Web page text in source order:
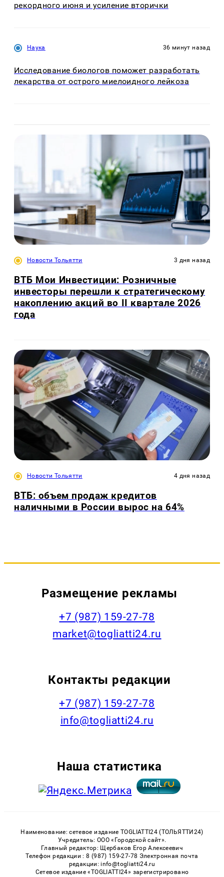
рекордного июня и усиление вторички
Наука 36 минут назад
Исследование биологов поможет разработать
лекарства от острого миелоидного лейкоза
Новости Тольятти 3 дня назад
ВТБ Мои Инвестиции: Розничные
инвесторы перешли к стратегическому
накоплению акций во II квартале 2026
года
Новости Тольятти 4 дня назад
ВТБ: объем продаж кредитов
наличными в России вырос на 64%
Размещение рекламы
+7 (987) 159-27-78
market@togliatti24.ru
Контакты редакции
+7 (987) 159-27-78
info@togliatti24.ru
Наша статистика
Наименование: сетевое издание TOGLIATTI24 (ТОЛЬЯТТИ24)
Учредитель: ООО «Городской сайт».
Главный редактор: Щербаков Егор Алексеевич
Телефон редакции : 8 (987) 159-27-78 Электронная почта
редакции: info@togliatti24.ru
Сетевое издание «TOGLIATTI24» зарегистрировано